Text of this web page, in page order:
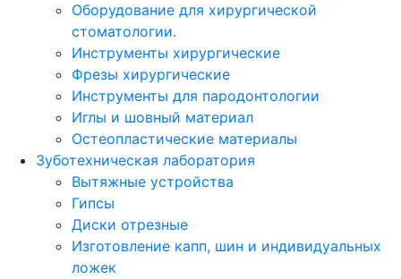
Оборудование для хирургической
стоматологии.
Инструменты хирургические
Фрезы хирургические
Инструменты для пародонтологии
Иглы и шовный материал
Остеопластические материалы
Зуботехническая лаборатория
Вытяжные устройства
Гипсы
Диски отрезные
Изготовление капп, шин и индивидуальных
ложек